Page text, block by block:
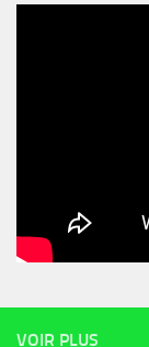
VOIR PLUS